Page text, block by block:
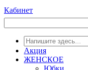
Кабинет
Акция
ЖЕНСКОЕ
Юбки